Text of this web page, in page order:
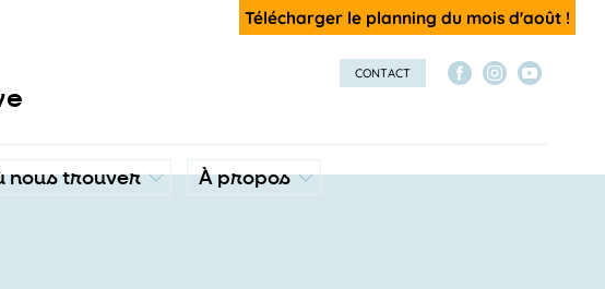
Télécharger le planning du mois d'août !
nous trouver À propos
CONTACT